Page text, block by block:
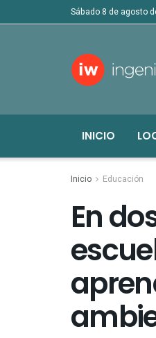
sábado 8 de agosto
INICIO
Inicio Educación
En